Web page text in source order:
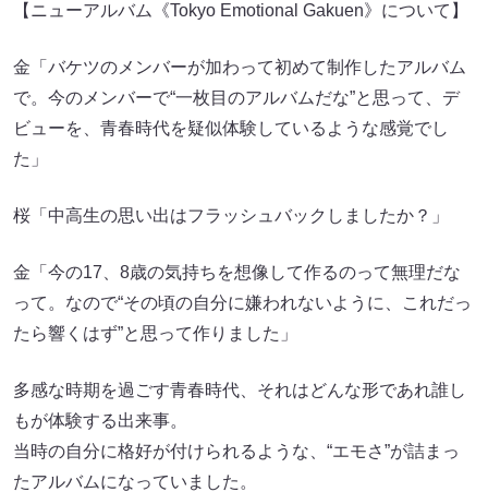
【ニューアルバム《Tokyo Emotional Gakuen》について】
金「バケツのメンバーが加わって初めて制作したアルバム
で。今のメンバーで“一枚目のアルバムだな”と思って、デ
ビューを、青春時代を疑似体験しているような感覚でし
た」
桜「中高生の思い出はフラッシュバックしましたか？」
金「今の17、8歳の気持ちを想像して作るのって無理だな
って。なので“その頃の自分に嫌われないように、これだっ
たら響くはず”と思って作りました」
多感な時期を過ごす青春時代、それはどんな形であれ誰し
もが体験する出来事。
当時の自分に格好が付けられるような、“エモさ”が詰まっ
たアルバムになっていました。